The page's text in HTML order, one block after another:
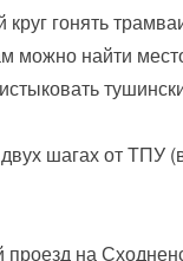
гонять
можно найти
шагах от ТПУ
на